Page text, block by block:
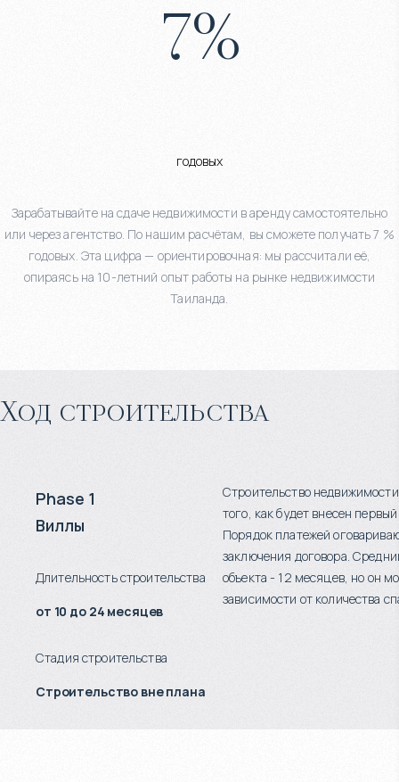
7%
годовых
Зарабатывайте на сдаче недвижимости в аренду самостоятельно
или через агентство. По нашим расчётам, вы сможете получать 7 %
годовых. Эта цифра — ориентировочная: мы рассчитали её,
опираясь на 10-летний опыт работы на рынке недвижимости
Таиланда.
Ход строительства
Phase 1
Виллы
Длительность строительства
от 10 до 24 месяцев
Стадия строительства
Строительство вне плана
Строительство
того, как будет внесен
Порядок платежей
заключения договора.
объекта - 12 месяцев, но он
зависимости от количества